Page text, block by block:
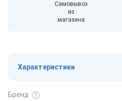
Самовывоз
из
магазина
Характеристики
Бренд